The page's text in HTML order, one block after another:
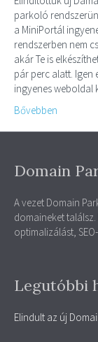
parkoló
a MiniPortál
rendszerben nem
akár Te is
pár perc alatt. Igen
ingyenes weboldal
Bővebben
Domain
A vezet Domain
domaineket
optimalizálást,
Legutóbbi
Elindult az új